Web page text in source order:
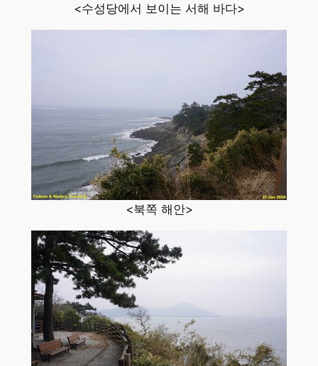
<수성당에서 보이는 서해 바다>
<북쪽 해안>